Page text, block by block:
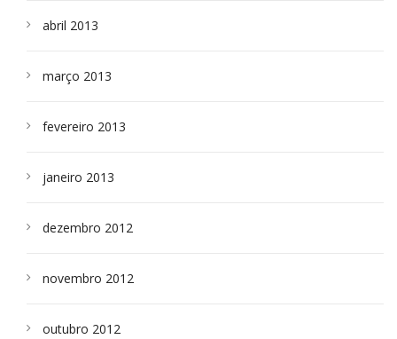
abril 2013
março 2013
fevereiro 2013
janeiro 2013
dezembro 2012
novembro 2012
outubro 2012